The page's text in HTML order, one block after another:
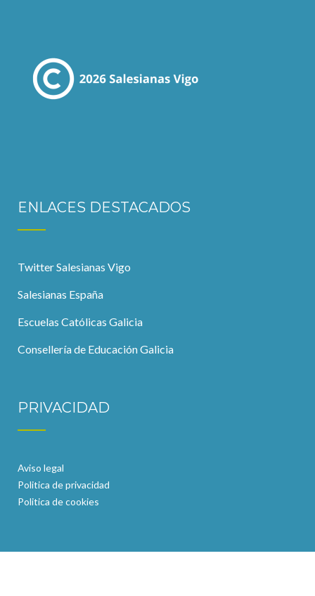
ENLACES DESTACADOS
Twitter Salesianas Vigo
Salesianas España
Escuelas Católicas Galicia
Consellería de Educación Galicia
PRIVACIDAD
Aviso legal
Politica de privacidad
Politica de cookies